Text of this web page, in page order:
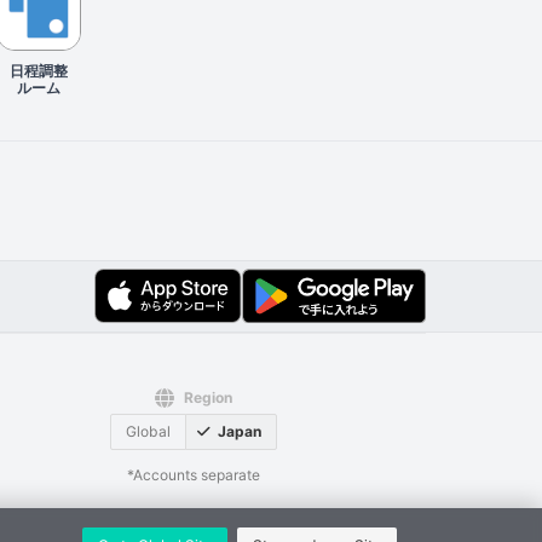
日程調整
ルーム
Region
Global
Japan
*Accounts separate